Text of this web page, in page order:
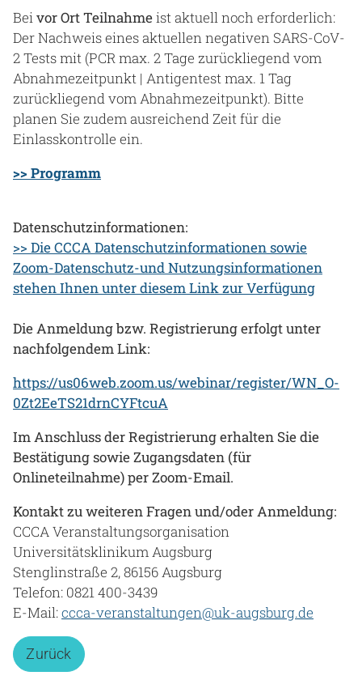
Beivor Ort Teilnahmeist aktuell noch erforderlich:
Der Nachweis eines aktuellen negativen SARS-CoV-
2 Tests mit (PCR max. 2 Tage zurückliegend vom
Abnahmezeitpunkt | Antigentest max. 1 Tag
zurückliegend vom Abnahmezeitpunkt). Bitte
planen Sie zudem ausreichend Zeit für die
Einlasskontrolle ein.
>> Programm
Datenschutzinformationen:
>> Die CCCA Datenschutzinformationen sowie
Zoom-Datenschutz-und Nutzungsinformationen
stehen Ihnen unter diesem Link zur Verfügung
Die Anmeldung bzw. Registrierung erfolgt unter
nachfolgendem Link:​​​​​​
https://us06web.zoom.us/webinar/register/WN_O-
0Zt2EeTS21drnCYFtcuA
Im Anschluss der Registrierung erhalten Sie die
Bestätigung sowie Zugangsdaten (für
Onlineteilnahme) per Zoom-Email.
Kontakt zu weiteren Fragen und/oder Anmeldung:
CCCA Veranstaltungsorganisation
Universitätsklinikum Augsburg
Stenglinstraße 2, 86156 Augsburg
Telefon: 0821 400-3439
E-Mail:ccca-veranstaltungen@uk-augsburg.de
Zurück